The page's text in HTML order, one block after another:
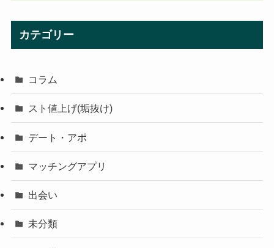
カテゴリー
コラム
スト値上げ(垢抜け)
デート・アポ
マッチングアプリ
出会い
未分類